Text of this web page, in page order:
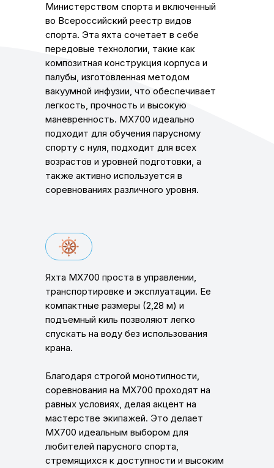
Министерством спорта и включенный
во Всероссийский реестр видов
спорта. Эта яхта сочетает в себе
передовые технологии, такие как
композитная конструкция корпуса и
палубы, изготовленная методом
вакуумной инфузии, что обеспечивает
легкость, прочность и высокую
маневренность. MX700 идеально
подходит для обучения парусному
спорту с нуля, подходит для всех
возрастов и уровней подготовки, а
также активно используется в
соревнованиях различного уровня.
Яхта MX700 проста в управлении,
транспортировке и эксплуатации. Ее
компактные размеры (2,28 м) и
подъемный киль позволяют легко
спускать на воду без использования
крана.
Благодаря строгой монотипности,
соревнования на MX700 проходят на
равных условиях, делая акцент на
мастерстве экипажей. Это делает
MX700 идеальным выбором для
любителей парусного спорта,
стремящихся к доступности и высоким